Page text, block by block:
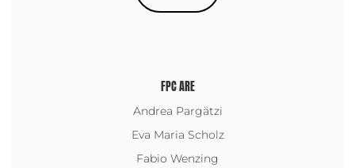
FPC ARE
Andrea Pargätzi
Eva Maria Scholz
Fabio Wenzing